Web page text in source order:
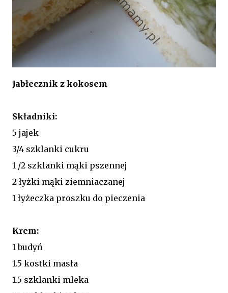
Jabłecznik z kokosem
Składniki:
5 jajek
3/4 szklanki cukru
1 /2 szklanki mąki pszennej
2 łyżki mąki ziemniaczanej
1 łyżeczka proszku do pieczenia
Krem:
1 budyń
1.5 kostki masła
1.5 szklanki mleka